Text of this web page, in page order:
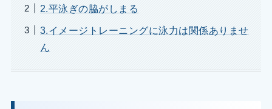
2.平泳ぎの脇がしまる
3.イメージトレーニングに泳力は関係ありませ
ん